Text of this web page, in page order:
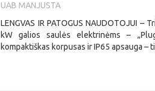
UAB MANJUSTA
LENGVAS IR PATOGUS NAUDOTOJUI
kW galios saulės elektrinėms –
kompaktiškas korpusas ir IP65 apsauga –